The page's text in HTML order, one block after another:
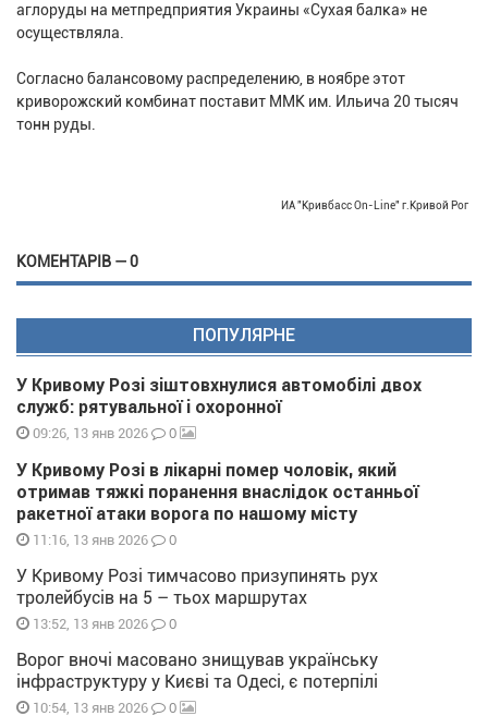
аглоруды на метпредприятия Украины «Сухая балка» не
осуществляла.
Согласно балансовому распределению, в ноябре этот
криворожский комбинат поставит ММК им. Ильича 20 тысяч
тонн руды.
ИА "Кривбасс On-Line" г.Кривой Рог
КОМЕНТАРІВ — 0
ПОПУЛЯРНЕ
У Кривому Розі зіштовхнулися автомобілі двох
служб: рятувальної і охоронної
09:26, 13 янв 2026 0
У Кривому Розі в лікарні помер чоловік, який
отримав тяжкі поранення внаслідок останньої
ракетної атаки ворога по нашому місту
11:16, 13 янв 2026 0
У Кривому Розі тимчасово призупинять рух
тролейбусів на 5 – тьох маршрутах
13:52, 13 янв 2026 0
Ворог вночі масовано знищував українську
інфраструктуру у Києві та Одесі, є потерпілі
10:54, 13 янв 2026 0